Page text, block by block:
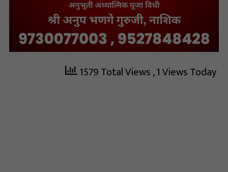
1579 Total Views, 1 Views Today